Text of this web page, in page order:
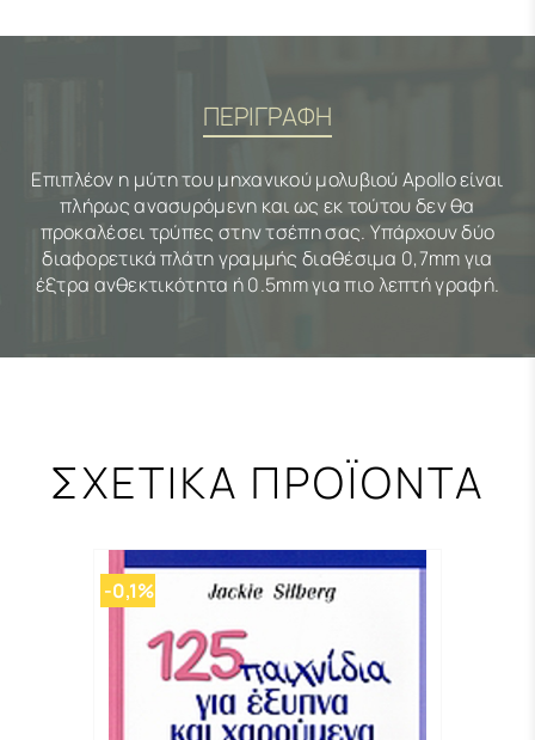
ΠΕΡΙΓΡΑΦΗ
Επιπλέον η μύτη του μηχανικού μολυβιού Apollo είναι
πλήρως ανασυρόμενη και ως εκ τούτου δεν θα
προκαλέσει τρύπες στην τσέπη σας. Υπάρχουν δύο
διαφορετικά πλάτη γραμμής διαθέσιμα 0,7mm για
έξτρα ανθεκτικότητα ή 0.5mm για πιο λεπτή γραφή.
ΣΧΕΤΙΚΑ ΠΡΟΪΟΝΤΑ
-0,1%